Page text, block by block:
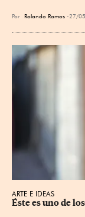
Por Rolando Ramos 27/
ARTE E IDEAS
Éste es uno de